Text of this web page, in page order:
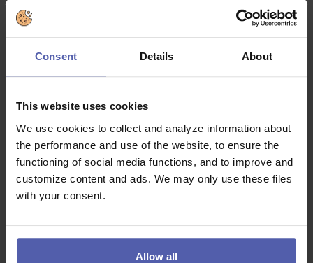
Consent Details About
This website uses cookies
We use cookies to collect and analyze information about
the performance and use of the website, to ensure the
functioning of social media functions, and to improve and
customize content and ads. We may only use these files
with your consent.
Allow all
Jaké zkušenosti byste měli mít:
Farmaceutické vzdělání. Je to legislativní nutností.
Zájem o pacienta a jeho zdraví a ochotu poskytovat
kvalitní odborné poradenství.
Příjemné vystupování a spolehlivost.
Na předchozí praxi nezáleží. Máme vyvážený tým
složený nejen z absolventů, ale i zkušených
farmaceutů. Vzájemně si pomáháme a své zkušenosti
Co dostanete na oplátku: